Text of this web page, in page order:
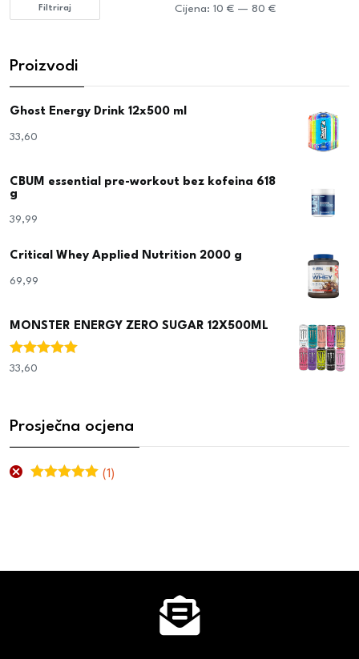
Filtriraj Cijena: 10 €— 80 €
Proizvodi
Ghost Energy Drink 12x500 ml
33,60
CBUM essential pre-workout bez kofeina 618
g
39,99
Critical Whey Applied Nutrition 2000 g
69,99
MONSTER ENERGY ZERO SUGAR 12X500ML
Ocjenjeno
33,60
Prosječna ocjena
(1)